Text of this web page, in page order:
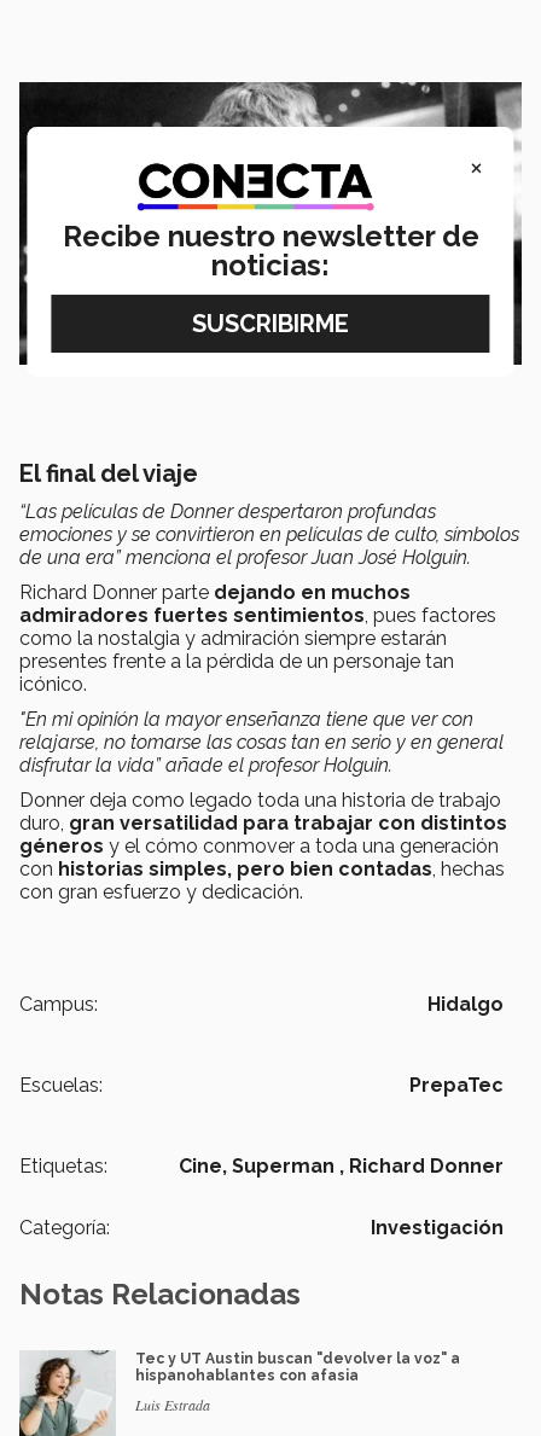
El final del viaje
“Las películas de Donner despertaron profundas
emociones y se convirtieron en películas de culto, símbolos
de una era” menciona el profesor Juan José Holguin.
Richard Donner parte dejando en muchos
admiradores fuertes sentimientos, pues factores
como la nostalgia y admiración siempre estarán
presentes frente a la pérdida de un personaje tan
icónico.
"En mi opinión la mayor enseñanza tiene que ver con
relajarse, no tomarse las cosas tan en serio y en general
disfrutar la vida” añade el profesor Holguin.
Donner deja como legado toda una historia de trabajo
duro, gran versatilidad para trabajar con distintos
géneros y el cómo conmover a toda una generación
con historias simples, pero bien contadas, hechas
con gran esfuerzo y dedicación.
Campus: Hidalgo
Escuelas: PrepaTec
Etiquetas: Cine, Superman , Richard Donner
Categoría: Investigación
Notas Relacionadas
Tec y UT Austin buscan "devolver la voz" a
hispanohablantes con afasia
Luis Estrada
×
Recibe nuestro newsletter de
noticias: